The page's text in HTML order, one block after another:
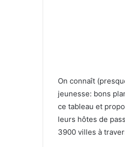
On connaît
jeunesse: bons
ce tableau et
leurs hôtes de
3900 villes à